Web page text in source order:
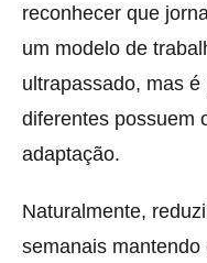
reconhecer que
um modelo de
ultrapassado, mas
diferentes possuem
adaptação.
Naturalmente,
semanais